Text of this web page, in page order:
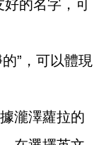
好的名字，可
”，可以體現
瀧澤蘿拉的